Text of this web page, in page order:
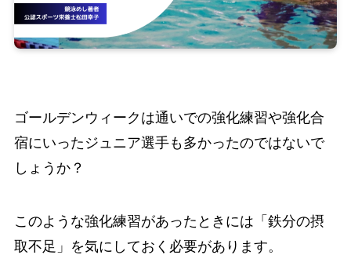
ゴールデンウィークは通いでの強化練習や強化合
宿にいったジュニア選手も多かったのではないで
しょうか？
このような強化練習があったときには「鉄分の摂
取不足」を気にしておく必要があります。